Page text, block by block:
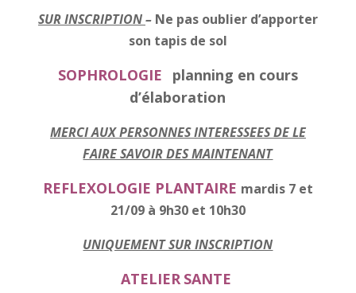
SUR INSCRIPTION– Ne pas oublier d’apporter
son tapis de sol
SOPHROLOGIE
planning en cours
d’élaboration
MERCI AUX PERSONNES INTERESSEES DE LE
FAIRE SAVOIR DES MAINTENANT
REFLEXOLOGIE PLANTAIRE mardis 7 et
21/09 à 9h30 et 10h30
UNIQUEMENT SUR INSCRIPTION
ATELIER SANTE